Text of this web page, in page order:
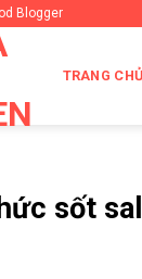
Blogger
TRANG CHỦ
sốt